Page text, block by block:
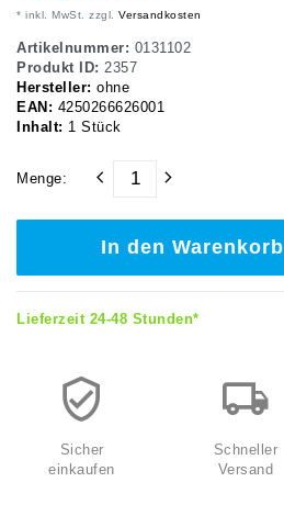
* inkl. MwSt. zzgl. Versandkosten
Artikelnummer: 0131102
Produkt ID: 2357
Hersteller: ohne
EAN: 4250266626001
Inhalt: 1 Stück
Menge:
In den Warenkorb
Lieferzeit 24-48 Stunden*
Sicher
einkaufen
Schneller
Versand